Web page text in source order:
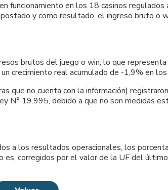
funcionamiento en los 18 casinos
y como resultado, el ingreso bruto o
brutos del juego o win, lo que
crecimiento real acumulado de -1,9% en
que no cuenta con la información)
N° 19.995, debido a que no son medidas
a los resultados operacionales, los
corregidos por el valor de la UF del